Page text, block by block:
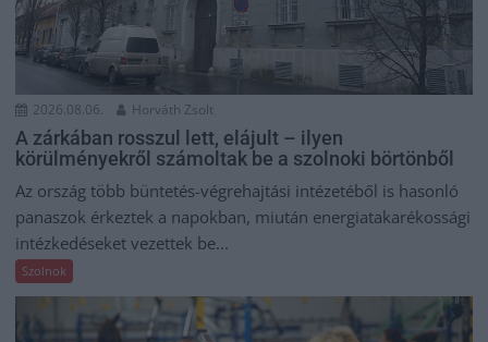
2026.08.06. Horváth Zsolt
A zárkában rosszul lett, elájult – ilyen
körülményekről számoltak be a szolnoki börtönből
Az ország több büntetés-végrehajtási intézetéből is hasonló
panaszok érkeztek a napokban, miután energiatakarékossági
intézkedéseket vezettek be...
Szolnok